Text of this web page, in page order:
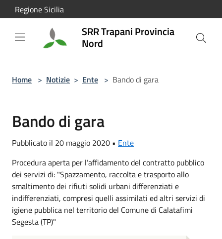
Salta al contenuto principale
Regione Sicilia
SRR Trapani Provincia
Nord
Home > Notizie > Ente > Bando di gara
Bando di gara
Pubblicato il 20 maggio 2020 • Ente
Procedura aperta per l’affidamento del contratto pubblico
dei servizi di: "Spazzamento, raccolta e trasporto allo
smaltimento dei rifiuti solidi urbani differenziati e
indifferenziati, compresi quelli assimilati ed altri servizi di
igiene pubblica nel territorio del Comune di Calatafimi
Segesta (TP)"